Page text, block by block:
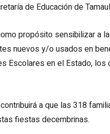
de Educación de
propósito sensibilizar a
nuevos y/o usados en
Escolares en el Estado,
a que las 318
fiestas decembrinas.